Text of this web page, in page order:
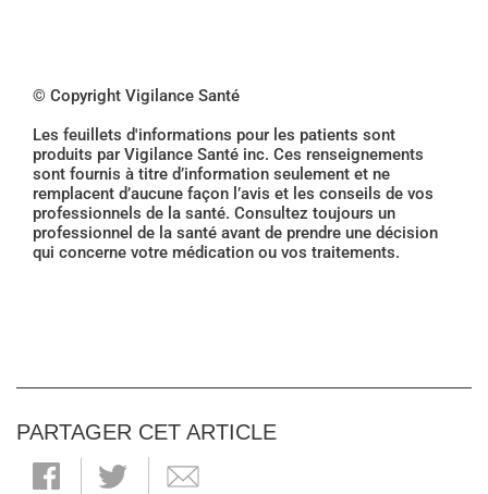
© Copyright Vigilance Santé
Les feuillets d'informations pour les patients sont
produits par Vigilance Santé inc. Ces renseignements
sont fournis à titre d’information seulement et ne
remplacent d’aucune façon l’avis et les conseils de vos
professionnels de la santé. Consultez toujours un
professionnel de la santé avant de prendre une décision
qui concerne votre médication ou vos traitements.
PARTAGER CET ARTICLE